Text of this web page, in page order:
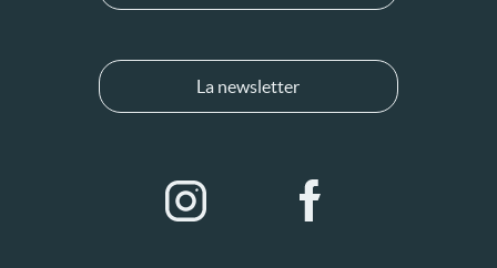
La newsletter